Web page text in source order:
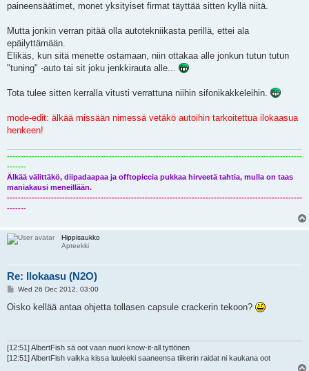
paineensäätimet, monet yksityiset firmat täyttää sitten kyllä niitä.
Mutta jonkin verran pitää olla autotekniikasta perillä, ettei ala
epäilyttämään.
Elikäs, kun sitä menette ostamaan, niin ottakaa alle jonkun tutun tutun
"tuning" -auto tai sit joku jenkkirauta alle...
Tota tulee sitten kerralla vitusti verrattuna niihin sifonikakkeleihin.
mode-edit: älkää missään nimessä vetäkö autoihin tarkoitettua ilokaasua
henkeen!
-----------------------------------------------------------------------------------------------------------
-------
Älkää välittäkö, diipadaapaa ja offtopiccia pukkaa hirveetä tahtia, mulla on taas
maniakausi meneillään.
-----------------------------------------------------------------------------------------------------------
-------
Hippisaukko
Apteekki
Re: Ilokaasu (N2O)
P
s
Wed 26 Dec 2012, 03:00
Oisko kellää antaa ohjetta tollasen capsule crackerin tekoon?
[12:51] AlbertFish sä oot vaan nuori know-it-all tyttönen
[12:51] AlbertFish vaikka kissa luuleeki saaneensa tiikerin raidat ni kaukana oot